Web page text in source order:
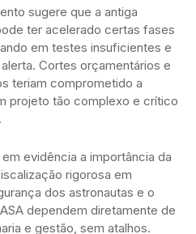
sugere que a antiga
ter acelerado certas fases
em testes insuficientes e
Cortes orçamentários e
teriam comprometido a
projeto tão complexo e crítico
evidência a importância da
rigorosa em
dos astronautas e o
dependem diretamente de
e gestão, sem atalhos.